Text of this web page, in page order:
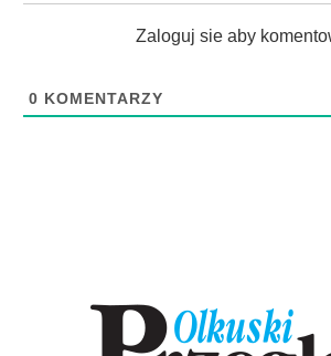
Zaloguj sie aby
0 KOMENTARZY